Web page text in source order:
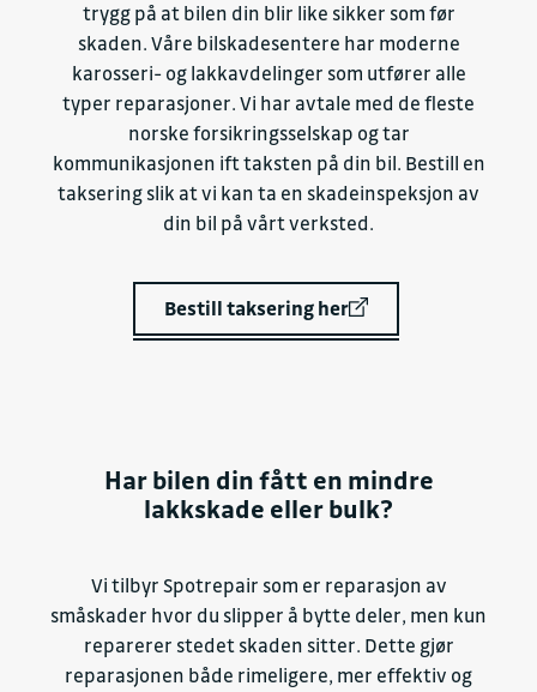
trygg på at bilen din blir like sikker som før
skaden. Våre bilskadesentere har moderne
karosseri- og lakkavdelinger som utfører alle
typer reparasjoner. Vi har avtale med de fleste
norske forsikringsselskap og tar
kommunikasjonen ift taksten på din bil. Bestill en
taksering slik at vi kan ta en skadeinspeksjon av
din bil på vårt verksted.
Bestill taksering her
Har bilen din fått en mindre
lakkskade eller bulk?
Vi tilbyr Spotrepair som er reparasjon av
småskader hvor du slipper å bytte deler, men kun
reparerer stedet skaden sitter. Dette gjør
reparasjonen både rimeligere, mer effektiv og